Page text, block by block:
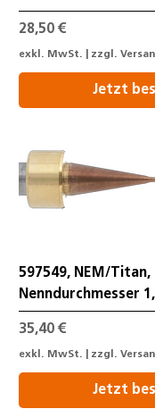
Preis
28,50 €
exkl. MwSt. zzgl.
Jetzt
597549, NEM/Titan,
Nenndurchmesser
Preis
35,40 €
exkl. MwSt. zzgl.
Jetzt